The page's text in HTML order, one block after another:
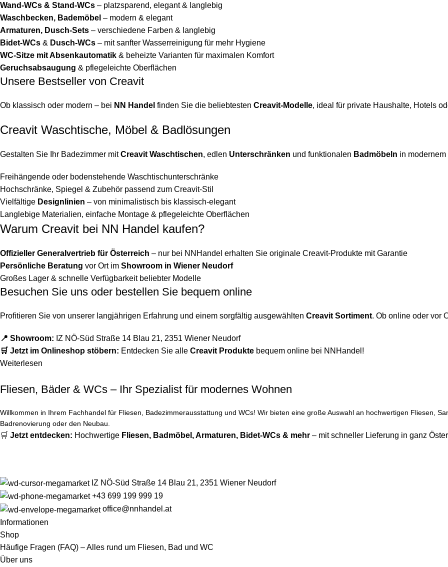
Wand-WCs & Stand-WCs – platzsparend, elegant & langlebig
Waschbecken, Bademöbel – modern & elegant
Armaturen, Dusch-Sets – verschiedene Farben & langlebig
Bidet-WCs & Dusch-WCs – mit sanfter Wasserreinigung für mehr Hygiene
WC-Sitze mit Absenkautomatik & beheizte Varianten für maximalen Komfort
Geruchsabsaugung & pflegeleichte Oberflächen
Unsere Bestseller von Creavit
Ob klassisch oder modern – bei NN Handel finden Sie die beliebtesten Creavit-Modelle, ideal für private Haushalte, Hotels
Creavit Waschtische, Möbel & Badlösungen
Gestalten Sie Ihr Badezimmer mitCreavit Waschtischen, edlen Unterschränken und funktionalen Badmöbeln in modernem
Freihängende oder bodenstehende Waschtischunterschränke
Hochschränke, Spiegel & Zubehör passend zum Creavit-Stil
Vielfältige Designlinien – von minimalistisch bis klassisch-elegant
Langlebige Materialien, einfache Montage & pflegeleichte Oberflächen
Warum Creavit bei NN Handel kaufen?
Offizieller Generalvertrieb für Österreich – nur bei NNHandel erhalten Sie originale Creavit-Produkte mit Garantie
Persönliche Beratung vor Ort im Showroom in Wiener Neudorf
Großes Lager & schnelle Verfügbarkeit beliebter Modelle
Besuchen Sie uns oder bestellen Sie bequem online
Profitieren Sie von unserer langjährigen Erfahrung und einem sorgfältig ausgewählten Creavit Sortiment. Ob online oder vor
📍 Showroom: IZ NÖ-Süd Straße 14 Blau 21, 2351 Wiener Neudorf
🛒 Jetzt im Onlineshop stöbern: Entdecken Sie alle Creavit Produkte bequem online bei NNHandel!
Weiterlesen
Fliesen, Bäder & WCs – Ihr Spezialist für modernes Wohnen
Willkommen in Ihrem Fachhandel für Fliesen, Badezimmerausstattung und WCs! Wir bieten eine große Auswahl an hochwertigen Fliesen,
Badrenovierung oder den Neubau.
🛒 Jetzt entdecken: Hochwertige Fliesen, Badmöbel ,Armaturen, Bidet-WCs & mehr – mit schneller Lieferung in ganz
IZ NÖ-Süd Straße 14 Blau 21, 2351 Wiener Neudorf
+43 699 199 999 19
office@nnhandel.at
Informationen
Shop
Häufige Fragen (FAQ) – Alles rund um Fliesen, Bad und WC
Über uns